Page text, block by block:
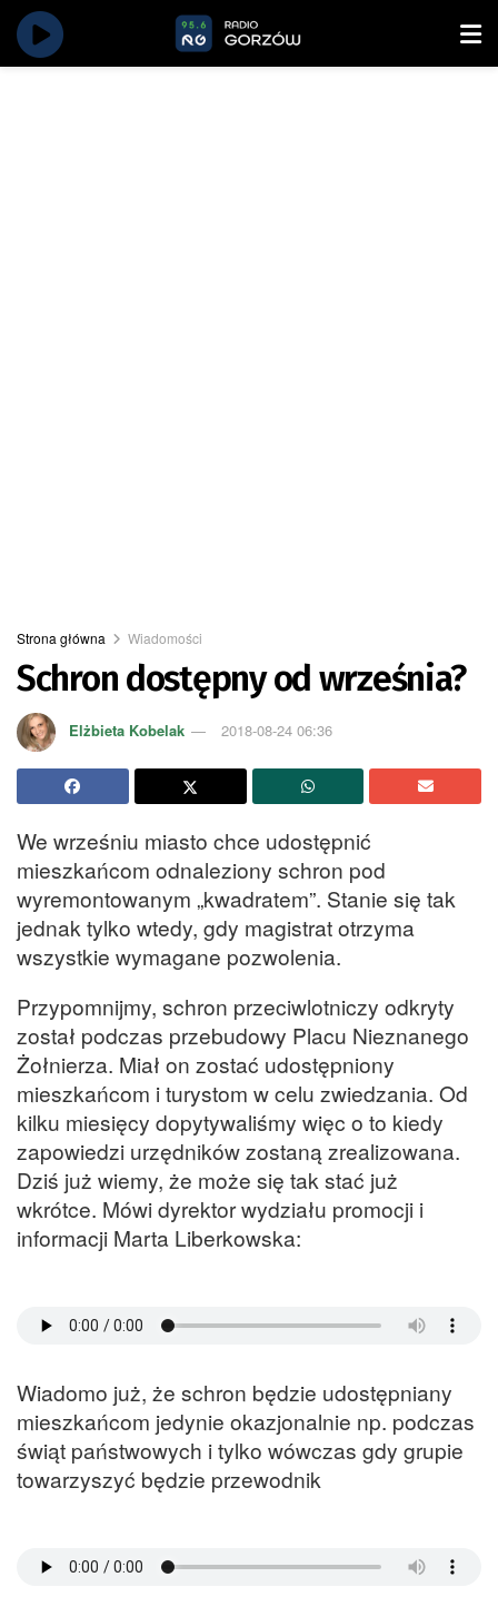
Strona główna Wiadomości
Schron dostępny od września?
Elżbieta Kobelak 2018-08-24 06:36
We wrześniu miasto chce udostępnić
mieszkańcom odnaleziony schron pod
wyremontowanym „kwadratem”. Stanie się tak
jednak tylko wtedy, gdy magistrat otrzyma
wszystkie wymagane pozwolenia.
Przypomnijmy, schron przeciwlotniczy odkryty
został podczas przebudowy Placu Nieznanego
Żołnierza. Miał on zostać udostępniony
mieszkańcom i turystom w celu zwiedzania. Od
kilku miesięcy dopytywaliśmy więc o to kiedy
zapowiedzi urzędników zostaną zrealizowana.
Dziś już wiemy, że może się tak stać już
wkrótce. Mówi dyrektor wydziału promocji i
informacji Marta Liberkowska:
Wiadomo już, że schron będzie udostępniany
mieszkańcom jedynie okazjonalnie np. podczas
świąt państwowych i tylko wówczas gdy grupie
towarzyszyć będzie przewodnik